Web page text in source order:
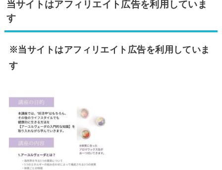
当サイトはアフィリエイト広告を利用していま
す
※当サイトはアフィリエイト広告を利用していま
す